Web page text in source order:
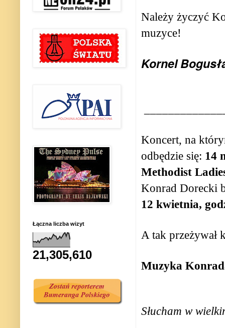
Należy życzyć
muzyce!
Kornel
Koncert, na
odbędzie się: 14
Methodist
Konrad Dorecki
12 kwietnia,
A tak przeżywał
Muzyka
Słucham w
Łączna liczba wizyt
21,305,610